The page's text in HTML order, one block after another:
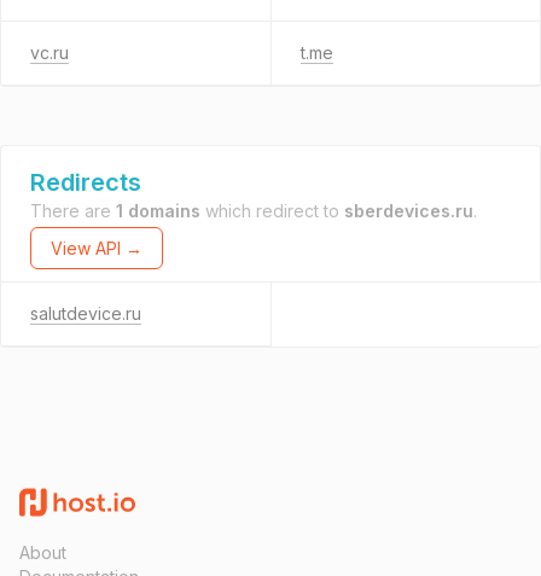
vc.ru t.me
Redirects
There are 1 domains which redirect to sberdevices.ru.
View API →
salutdevice.ru
About